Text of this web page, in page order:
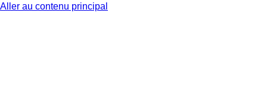
Aller au contenu principal